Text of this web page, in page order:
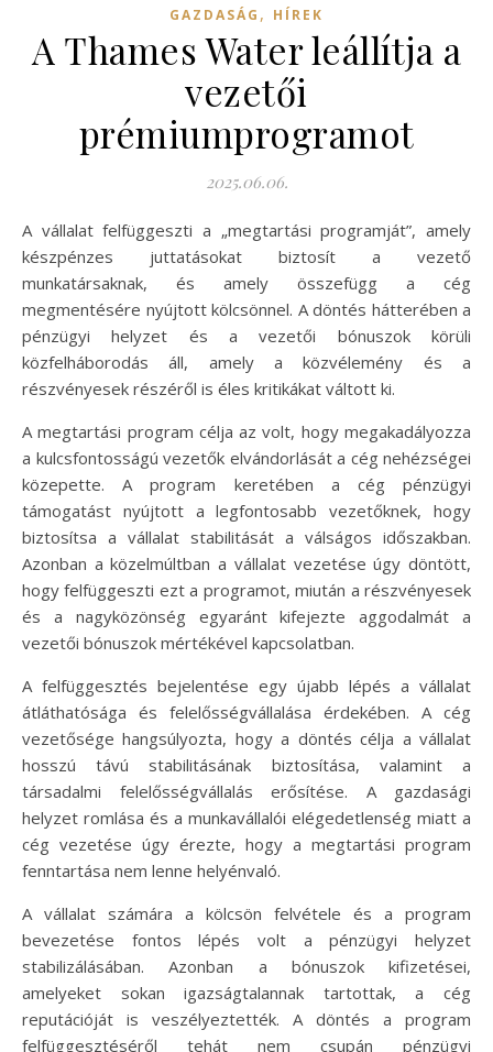
GAZDASÁG , HÍREK
A Thames Water leállítja a
vezetői
prémiumprogramot
2025.06.06.
A vállalat felfüggeszti a „megtartási programját”, amely
készpénzes juttatásokat biztosít a vezető
munkatársaknak, és amely összefügg a cég
megmentésére nyújtott kölcsönnel. A döntés hátterében a
pénzügyi helyzet és a vezetői bónuszok körüli
közfelháborodás áll, amely a közvélemény és a
részvényesek részéről is éles kritikákat váltott ki.
A megtartási program célja az volt, hogy megakadályozza
a kulcsfontosságú vezetők elvándorlását a cég nehézségei
közepette. A program keretében a cég pénzügyi
támogatást nyújtott a legfontosabb vezetőknek, hogy
biztosítsa a vállalat stabilitását a válságos időszakban.
Azonban a közelmúltban a vállalat vezetése úgy döntött,
hogy felfüggeszti ezt a programot, miután a részvényesek
és a nagyközönség egyaránt kifejezte aggodalmát a
vezetői bónuszok mértékével kapcsolatban.
A felfüggesztés bejelentése egy újabb lépés a vállalat
átláthatósága és felelősségvállalása érdekében. A cég
vezetősége hangsúlyozta, hogy a döntés célja a vállalat
hosszú távú stabilitásának biztosítása, valamint a
társadalmi felelősségvállalás erősítése. A gazdasági
helyzet romlása és a munkavállalói elégedetlenség miatt a
cég vezetése úgy érezte, hogy a megtartási program
fenntartása nem lenne helyénvaló.
A vállalat számára a kölcsön felvétele és a program
bevezetése fontos lépés volt a pénzügyi helyzet
stabilizálásában. Azonban a bónuszok kifizetései,
amelyeket sokan igazságtalannak tartottak, a cég
reputációját is veszélyeztették. A döntés a program
felfüggesztéséről tehát nem csupán pénzügyi